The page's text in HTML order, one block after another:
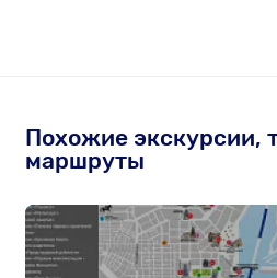
Похожие экскурсии,
маршруты